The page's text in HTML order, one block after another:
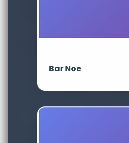
Bar Noe